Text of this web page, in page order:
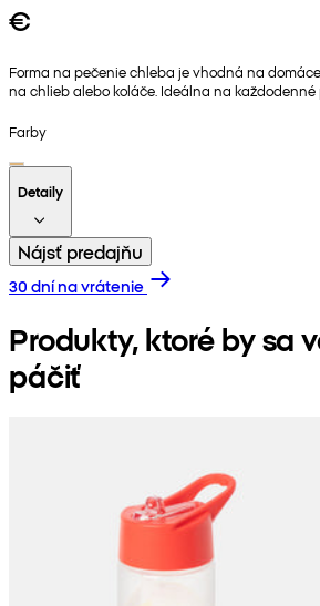
€
Forma na pečenie chleba je vhodná na
na chlieb alebo koláče. Ideálna na každodenné
Farby
Detaily
Nájsť predajňu
30 dní na vrátenie
Produkty, ktoré by sa
páčiť